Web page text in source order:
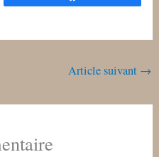
Article suivant →